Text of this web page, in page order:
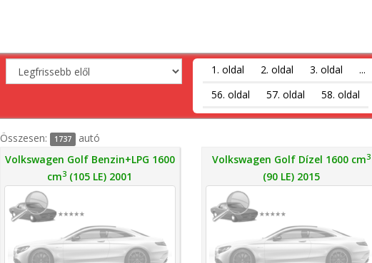
1. oldal 2. oldal 3. oldal ...
56. oldal
57. oldal 58. oldal
Összesen: 1737
autó
Volkswagen Golf Benzin+LPG 1600
cm3 (105 LE) 2001
Volkswagen Golf Dízel 1600 cm3
(90 LE) 2015